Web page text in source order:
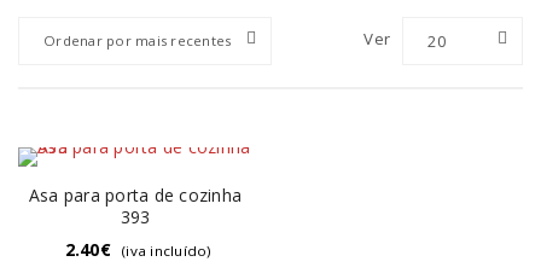
Ordenar por mais recentes Ver 20
Asa para porta de cozinha
393
2.40€ (iva incluído)